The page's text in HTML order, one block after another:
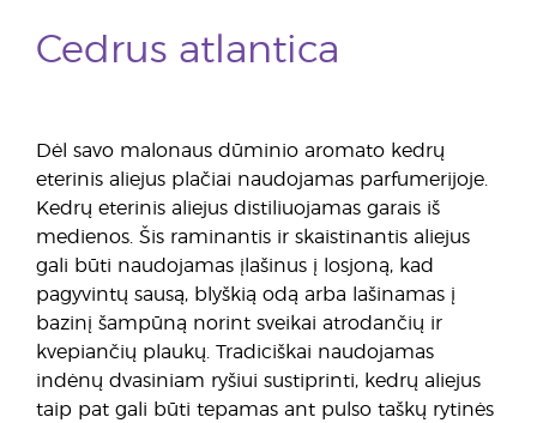
Cedrus atlantica
Dėl savo malonaus dūminio aromato kedrų
eterinis aliejus plačiai naudojamas parfumerijoje.
Kedrų eterinis aliejus distiliuojamas garais iš
medienos. Šis raminantis ir skaistinantis aliejus
gali būti naudojamas įlašinus į losjoną, kad
pagyvintų sausą, blyškią odą arba lašinamas į
bazinį šampūną norint sveikai atrodančių ir
kvepiančių plaukų. Tradiciškai naudojamas
indėnų dvasiniam ryšiui sustiprinti, kedrų aliejus
taip pat gali būti tepamas ant pulso taškų rytinės